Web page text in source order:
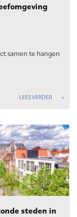
samen te hangen
LEES VERDER
steden in